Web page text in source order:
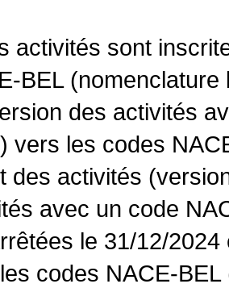
activités sont
BEL
des activités
vers les codes
des activités
avec un code
le 31/12/
codes NACE-